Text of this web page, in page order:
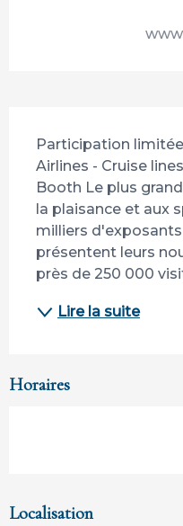
Participation limitée
Airlines - Cruise
Booth Le plus
la plaisance et aux
milliers
présentent leurs
près de 250 000
Lire la suite
Horaires
Localisation